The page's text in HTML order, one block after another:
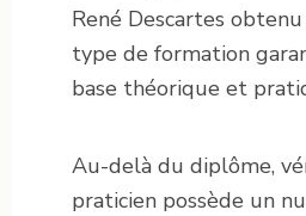
René Descartes
type de formation
base théorique et
Au-delà du diplôme,
praticien possède un